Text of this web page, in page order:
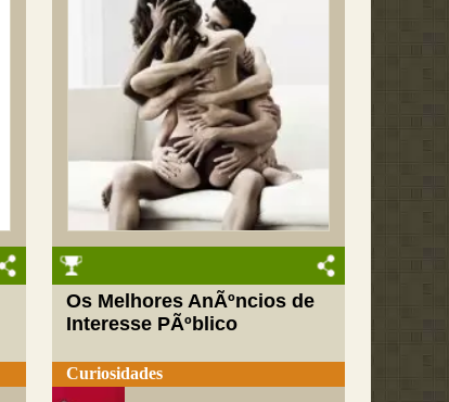
Os Melhores AnÃºncios de
Interesse PÃºblico
Curiosidades